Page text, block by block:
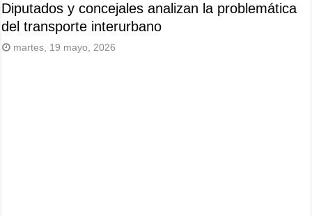
Diputados y concejales analizan la problemática
del transporte interurbano
martes, 19 mayo, 2026